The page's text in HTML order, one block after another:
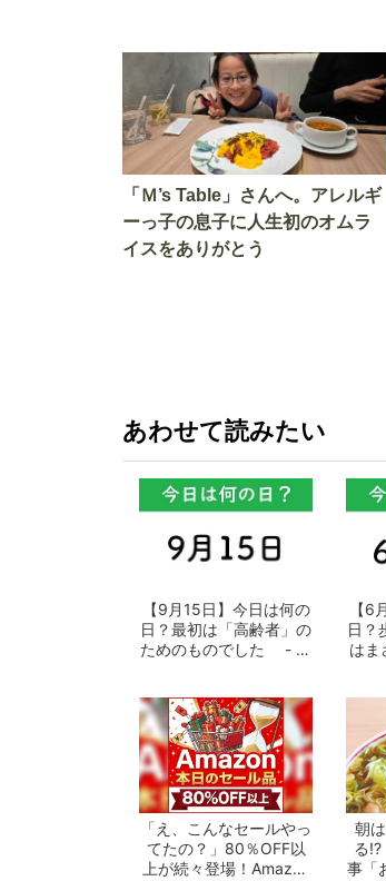
「Ｍ’s Table」さんへ。アレルギ
ーっ子の息子に人生初のオムラ
イスをありがとう
あわせて読みたい
【9月15日】今日は何の
日？最初は「高齢者」の
ためのものでした - お
【6
日？
はま
「え、こんなセールやっ
てたの？」80％OFF以
上が続々登場！Amazon
朝
る
事「